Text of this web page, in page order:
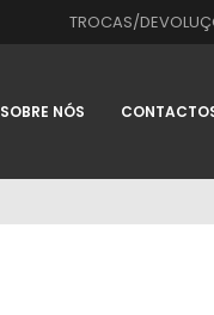
TROCAS/
SOBRE NÓS